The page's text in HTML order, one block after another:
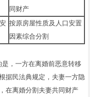
同财产
按原房屋性质及人口安置
因素综合分割
，一方在离婚前恶意转移
据民法典规定，夫妻一方隐
在离婚分割夫妻共同财产